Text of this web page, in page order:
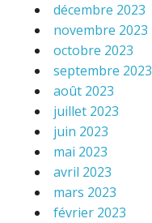
décembre 2023
novembre 2023
octobre 2023
septembre 2023
août 2023
juillet 2023
juin 2023
mai 2023
avril 2023
mars 2023
février 2023